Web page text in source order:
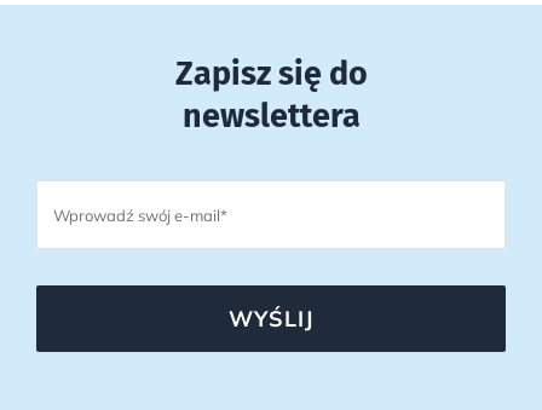
Zapisz się do
newslettera
WYŚLIJ